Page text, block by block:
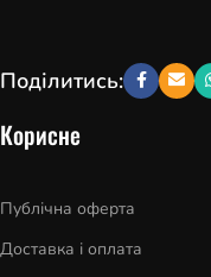
Поділитись:
Корисне
Публічна оферта
Доставка і оплата